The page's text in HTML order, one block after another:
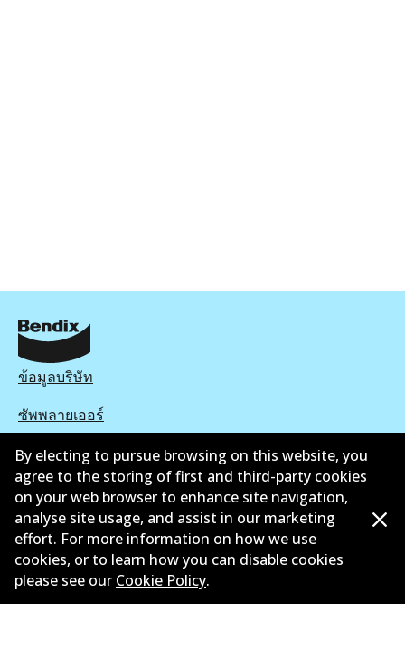
ข้อมูลบริษัท
ซัพพลายเออร์
ติดต่อ
นโยบายความเป็นส่วนตัว
การรับประกัน
ข้อกำหนดและเงื่อนไข
นโยบายการแจ้งเบาะแส
By electing to pursue browsing on this website, you
agree to the storing of first and third-party cookies
on your web browser to enhance site navigation,
analyse site usage, and assist in our marketing
effort. For more information on how we use
cookies, or to learn how you can disable cookies
please see our Cookie Policy.